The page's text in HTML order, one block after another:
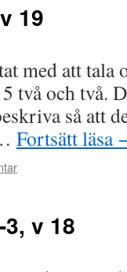
19
med att tala
två och två.
så att
Fortsätt läsa
v 18